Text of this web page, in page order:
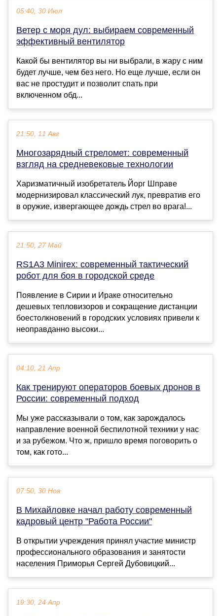
05:40, 30 Июл
Ветер с моря дул: выбираем современный
эффективный вентилятор
Какой бы вентилятор вы ни выбрали, в жару с ним
будет лучше, чем без него. Но еще лучше, если он
вас не простудит и позволит спать при
включенном обд...
21:50, 11 Авг
Многозарядный стреломет: современный
взгляд на средневековые технологии
Харизматичный изобретатель Йорг Шправе
модернизировал классический лук, превратив его
в оружие, извергающее дождь стрел во врага!...
21:50, 27 Май
RS1A3 Minirex: современный тактический
робот для боя в городской среде
Появление в Сирии и Ираке относительно
дешевых тепловизоров и сокращение дистанции
боестолкновений в городских условиях привели к
неоправданно высоки...
04:10, 21 Апр
Как тренируют операторов боевых дронов в
России: современный подход
Мы уже рассказывали о том, как зарождалось
направление военной беспилотной техники у нас
и за рубежом. Что ж, пришло время поговорить о
том, как гото...
07:50, 30 Ноя
В Михайловке начал работу современный
кадровый центр "Работа России"
В открытии учреждения принял участие министр
профессионального образования и занятости
населения Приморья Сергей Дубовицкий...
19:30, 24 Апр